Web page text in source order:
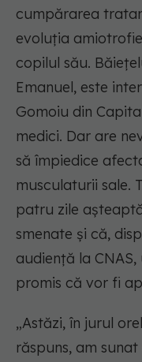
cumpărarea
evoluția
copilul său.
Emanuel, este
Gomoiu din
medici. Dar are
să împiedice
musculaturii sale.
patru zile
smenate și că,
audiență la
promis că vor fi
„Astăzi, în jurul
răspuns, am